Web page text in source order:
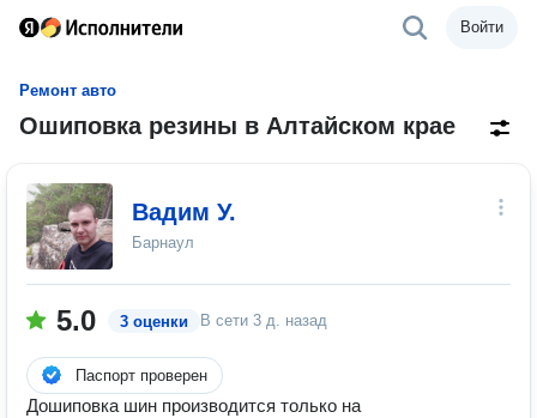
Войти
Ремонт авто
Ошиповка резины в Алтайском крае
Вадим У.
Барнаул
5.0 3 оценки В сети 3 д. назад
Паспорт проверен
Дошиповка шин производится только на